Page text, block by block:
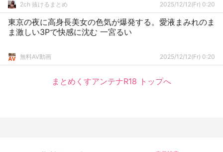
2ch 抜けるまとめ 2025/12/12(Fr) 0:20
東京の夜に高身長美女の色気が爆発する。愛液まみれのま
ま激しい3Pで快感に沈む 一宮るい
無料AV動画 2025/12/12(Fr) 0:20
まとめくすアンテナR18 トップへ